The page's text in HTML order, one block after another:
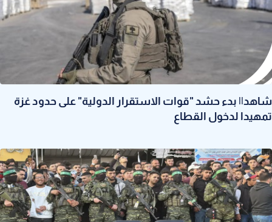
شاهد|| بدء حشد "قوات الاستقرار الدولية" على حدود غزة
تمهيدا لدخول القطاع